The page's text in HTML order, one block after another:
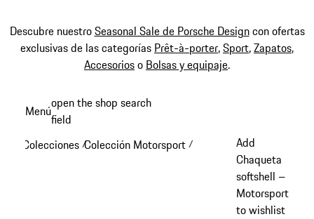
Descubre nuestroSeasonal Sale de Porsche Designcon ofertas
exclusivas de las categorías Prêt-à-porter,Sport,Zapatos,
Accesorioso Bolsas y equipaje.
principal
Menúopen the shop search
field
Colecciones /Colección Motorsport /
Add
Chaqueta
softshell –
Motorsport
to wishlist